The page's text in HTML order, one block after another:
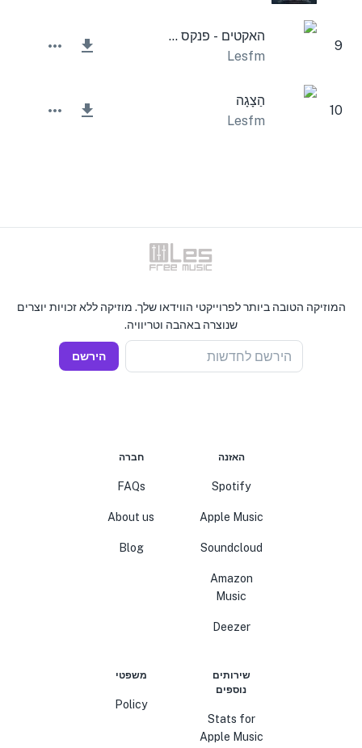
9
האקטים - פנקס זמן קולנועי
Lesfm
10
הַצָגָה
Lesfm
המוזיקה הטובה ביותר לפרוייקטי הווידאו שלך. מוזיקה ללא זכויות יוצרים
שנוצרה באהבה וטריוויה.
הירשם לחדשות הירשם
האזנה
Spotify
Apple Music
Soundcloud
Amazon
Music
Deezer
חברה
FAQs
About us
Blog
שירותים
נוספים
Stats for
Apple Music
משפטי
Policy